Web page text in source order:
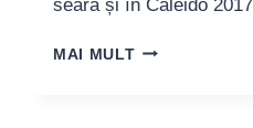
seară și în Caleido
MAI MULTTRUPA